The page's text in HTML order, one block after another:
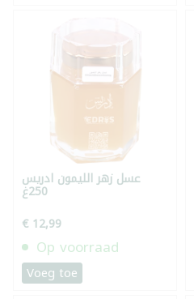
عسل زهر الليمون ادريس
250غ
€ 12,99
Op voorraad
Voeg toe